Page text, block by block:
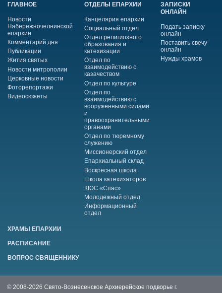
ГЛАВНОЕ
Новости
Набережночелнинской
епархии
Комментарий дня
Публикации
Жития святых
Новости митрополии
Церковные новости
Фоторепортажи
Видеосюжеты
ОТДЕЛЫ ЕПАРХИИ
Канцелярия епархии
Социальный отдел
Отдел религиозного
образования и
катехизации
Отдел по
взаимодействию с
казачеством
Отдел по культуре
Отдел по
взаимодействию с
вооруженными силами
и
правоохранительными
органами
Отдел по тюремному
служению
Миссионерский отдел
Епархиальный склад
Воскресная школа
Школа катехизаторов
КЮС «Спас»
Молодежный отдел
Информационный
отдел
ЗАПИСКИ
ОНЛАЙН
Подать записку
онлайн
Поставить свечу
онлайн
Нужды храмов
ХРАМЫ ЕПАРХИИ
РАСПИСАНИЕ
ВОПРОС СВЯЩЕННИКУ
© 2008-2026 Свято-Вознесенское Архиерейское подворье г.